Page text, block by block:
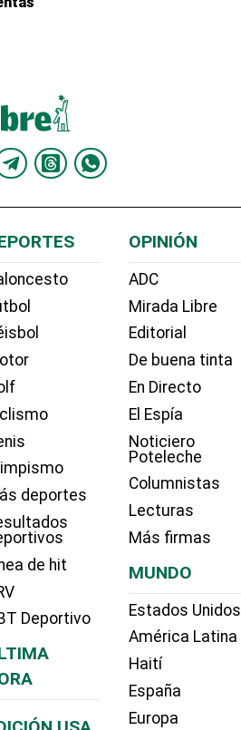
deportes
de hit
Deportivo
OPINIÓN
ADC
Mirada Libre
Editorial
De buena tinta
En Directo
El Espía
Noticiero
Poteleche
Columnistas
Lecturas
Más firmas
MUNDO
Estados Unidos
América Latina
Haití
España
Europa